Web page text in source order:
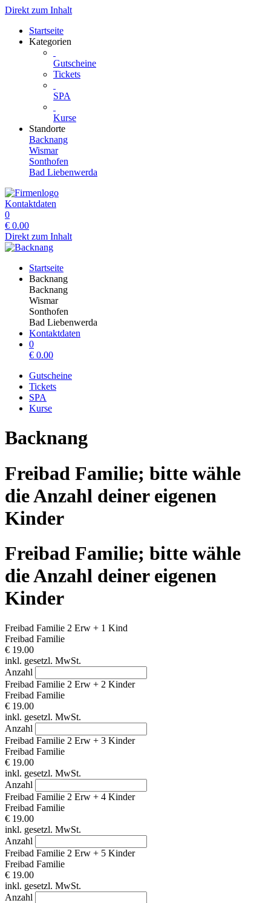
Direkt zum Inhalt
Startseite
Kategorien
Gutscheine
Tickets
SPA
Kurse
Standorte
Backnang
Wismar
Sonthofen
Bad Liebenwerda
Kontaktdaten
0
€ 0.00
Direkt zum Inhalt
Startseite
Backnang
Backnang
Wismar
Sonthofen
Bad Liebenwerda
Kontaktdaten
0
€ 0.00
Gutscheine
Tickets
SPA
Kurse
Backnang
Freibad Familie; bitte wähle
die Anzahl deiner eigenen
Kinder
Freibad Familie; bitte wähle
die Anzahl deiner eigenen
Kinder
Freibad Familie 2 Erw + 1 Kind
Freibad Familie
€ 19.00
inkl. gesetzl. MwSt.
Anzahl
Freibad Familie 2 Erw + 2 Kinder
Freibad Familie
€ 19.00
inkl. gesetzl. MwSt.
Anzahl
Freibad Familie 2 Erw + 3 Kinder
Freibad Familie
€ 19.00
inkl. gesetzl. MwSt.
Anzahl
Freibad Familie 2 Erw + 4 Kinder
Freibad Familie
€ 19.00
inkl. gesetzl. MwSt.
Anzahl
Freibad Familie 2 Erw + 5 Kinder
Freibad Familie
€ 19.00
inkl. gesetzl. MwSt.
Anzahl